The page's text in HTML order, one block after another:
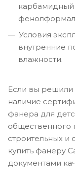
карбамидный
Условия
внутренние
влажности.
Если вы решили
наличие
фанера для
общественного
строительных
купить фанеру
документами